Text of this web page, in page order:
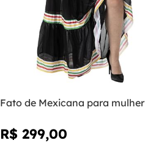
Fato de Mexicana para mulher
R$ 299,00